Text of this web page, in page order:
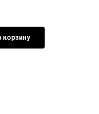
корзину